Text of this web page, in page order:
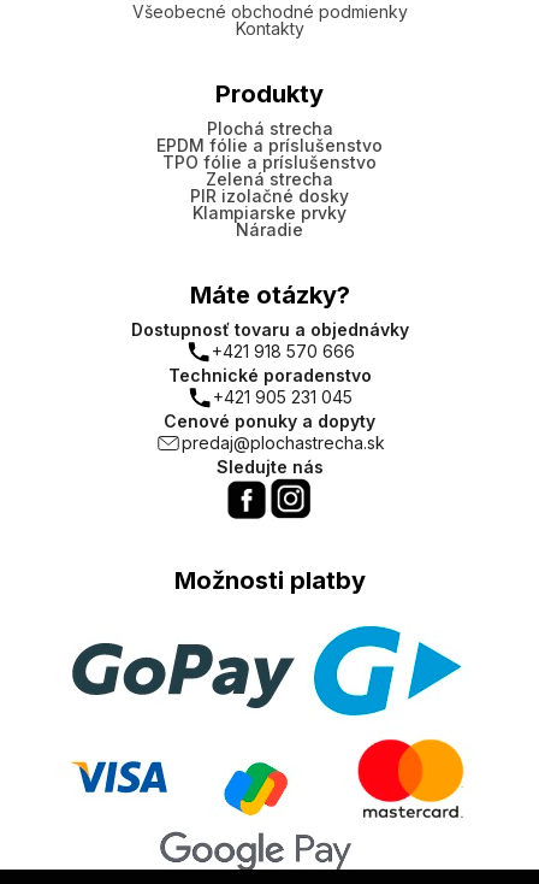
Všeobecné obchodné podmienky
Kontakty
Produkty
Plochá strecha
EPDM fólie a príslušenstvo
TPO fólie a príslušenstvo
Zelená strecha
PIR izolačné dosky
Klampiarske prvky
Náradie
Máte otázky?
Dostupnosť tovaru a objednávky
+421 918 570 666
Technické poradenstvo
+421 905 231 045
Cenové ponuky a dopyty
predaj@plochastrecha.sk
Sledujte nás
Možnosti platby